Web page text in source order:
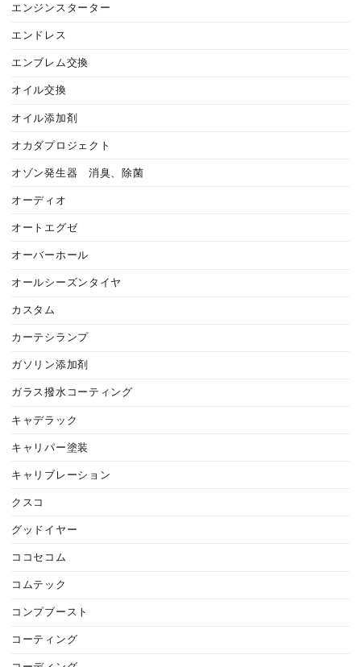
エンジンスターター
エンドレス
エンブレム交換
オイル交換
オイル添加剤
オカダプロジェクト
オゾン発生器 消臭、除菌
オーディオ
オートエグゼ
オーバーホール
オールシーズンタイヤ
カスタム
カーテシランプ
ガソリン添加剤
ガラス撥水コーティング
キャデラック
キャリパー塗装
キャリブレーション
クスコ
グッドイヤー
ココセコム
コムテック
コンプブースト
コーティング